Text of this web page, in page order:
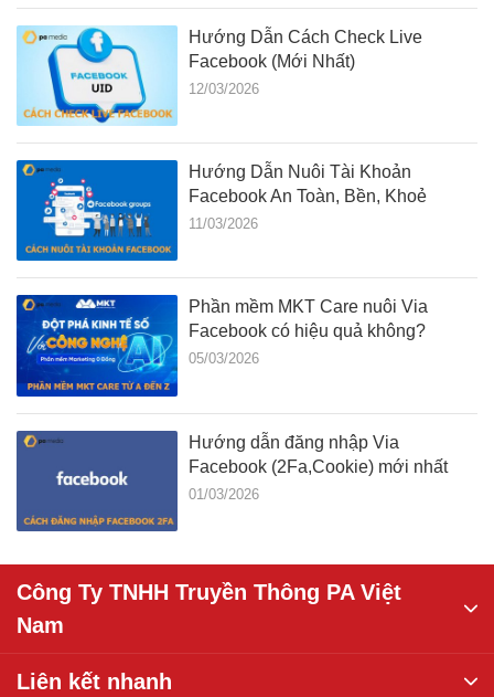
Hướng Dẫn Cách Check Live
Facebook (Mới Nhất)
12/03/2026
Hướng Dẫn Nuôi Tài Khoản
Facebook An Toàn, Bền, Khoẻ
11/03/2026
Phần mềm MKT Care nuôi Via
Facebook có hiệu quả không?
05/03/2026
Hướng dẫn đăng nhập Via
Facebook (2Fa,Cookie) mới nhất
01/03/2026
Công Ty TNHH Truyền Thông PA Việt
Nam
Liên kết nhanh